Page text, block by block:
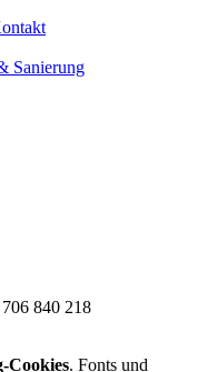
Sanierung
840 218
Cookies. Fonts und